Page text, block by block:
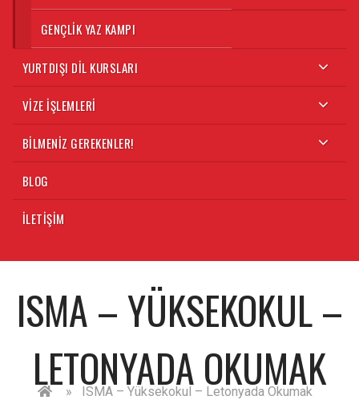
GENÇLIK YAZ KAMPI
YURTDIŞI DIL KURSLARI
VIZE İŞLEMLERI
BILMENIZ GEREKENLER!
BLOG
İLETIŞIM
ISMA – YÜKSEKOKUL –
LETONYADA OKUMAK
» ISMA – Yüksekokul – Letonyada Okumak